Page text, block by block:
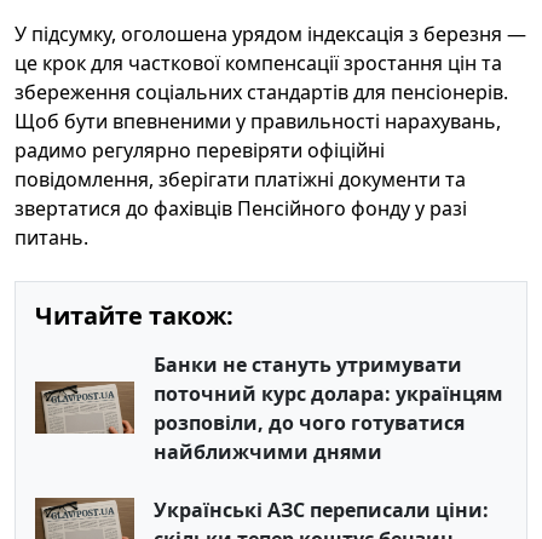
У підсумку, оголошена урядом індексація з березня —
це крок для часткової компенсації зростання цін та
збереження соціальних стандартів для пенсіонерів.
Щоб бути впевненими у правильності нарахувань,
радимо регулярно перевіряти офіційні
повідомлення, зберігати платіжні документи та
звертатися до фахівців Пенсійного фонду у разі
питань.
Читайте також:
Банки не стануть утримувати
поточний курс долара: українцям
розповіли, до чого готуватися
найближчими днями
Українські АЗС переписали ціни: